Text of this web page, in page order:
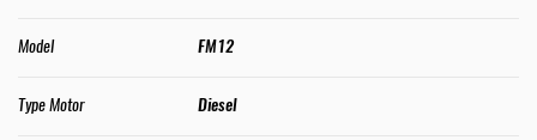
Model FM12
Type Motor Diesel